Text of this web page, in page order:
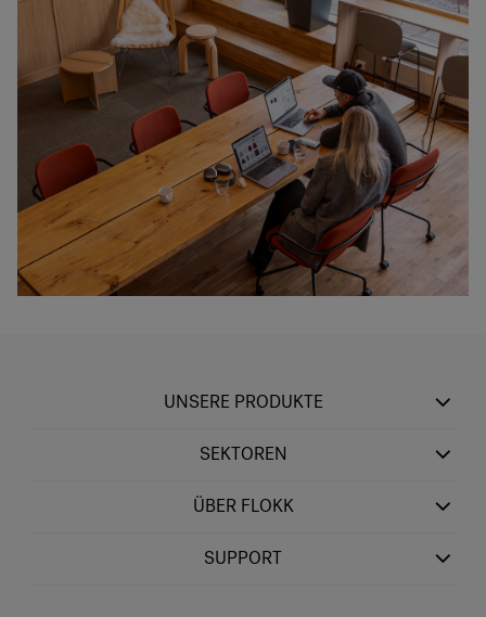
UNSERE PRODUKTE
SEKTOREN
ÜBER FLOKK
SUPPORT